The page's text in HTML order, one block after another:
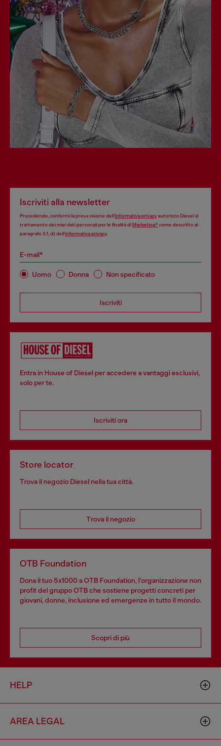
Iscriviti alla newsletter
Procedendo, confermi la presa visione dell’informativa privacyautorizzo Diesel al
trattamento dei miei dati personali per le finalità diMarketing*come descritto al
paragrafo 3.1, d) dell’informativa privacy.
E-mail*
Uomo Donna Non specificato
Iscriviti
Entra in House of Diesel per accedere a vantaggi esclusivi,
solo per te.
Iscriviti ora
Store locator
Trova il negozio Diesel nella tua città.
Trova il negozio
OTB Foundation
Dona il tuo 5x1000 a OTB Foundation, l’organizzazione non
profit del gruppo OTB che sostiene progetti concreti per
giovani, donne, inclusione ed emergenze in tutto il mondo.
Scopri di più
HELP
AREA LEGAL